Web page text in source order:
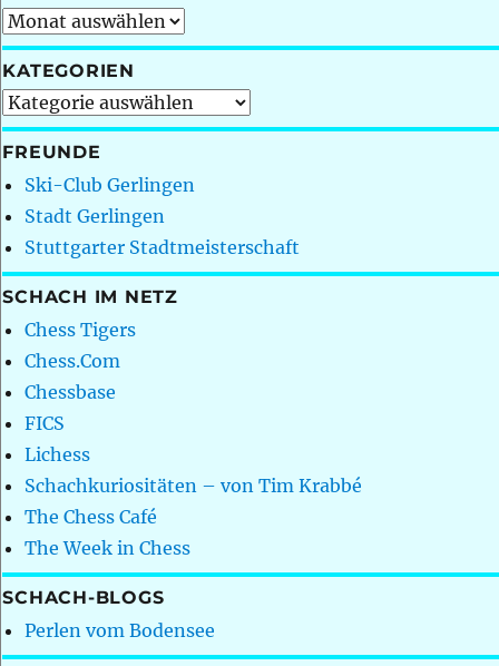
Archiv
KATEGORIEN
Kategorien
FREUNDE
Ski-Club Gerlingen
Stadt Gerlingen
Stuttgarter Stadtmeisterschaft
SCHACH IM NETZ
Chess Tigers
Chess.Com
Chessbase
FICS
Lichess
Schachkuriositäten – von Tim Krabbé
The Chess Café
The Week in Chess
SCHACH-BLOGS
Perlen vom Bodensee